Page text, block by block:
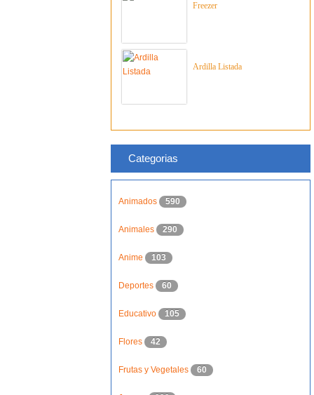
Freezer
Ardilla Listada
Categorias
Animados 590
Animales 290
Anime 103
Deportes 60
Educativo 105
Flores 42
Frutas y Vegetales 60